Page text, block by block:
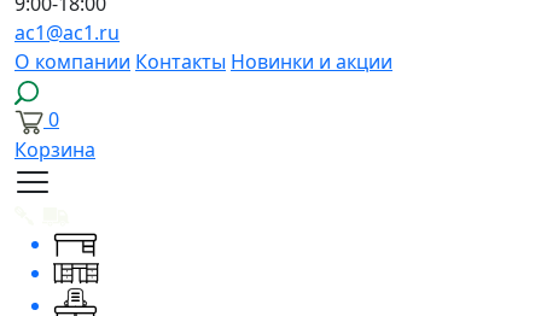
ac1@ac1.ru
О компании Контакты Новинки и акции
0
Корзина